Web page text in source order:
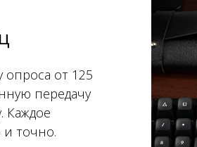
опроса от 125
передачу
Каждое
и точно.